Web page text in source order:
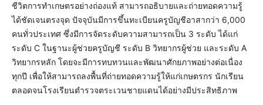
ชีวิตการทำเกษตรอย่างถ่องแท้ สามารถอธิบายและถ่ายทอดความรู้
ได้ชัดเจนตรงจุด ปัจจุบันมีการขึ้นทะเบียนครูบัญชีอาสากว่า 6,000
คนทั่วประเทศ ซึ่งมีการจัดระดับความสามารถเป็น 3 ระดับ ได้แก่
ระดับ C ในฐานะผู้ช่วยครูบัญชี ระดับ B วิทยากรผู้ช่วย และระดับ A
วิทยากรหลัก โดยจะมีการทบทวนและพัฒนาศักยภาพอย่างต่อเนื่อง
ทุกปี เพื่อให้สามารถลงพื้นที่ถ่ายทอดความรู้ให้แก่เกษตรกร นักเรียน
ตลอดจนโรงเรียนตำรวจตระเวนชายแดนได้อย่างมีประสิทธิภาพ